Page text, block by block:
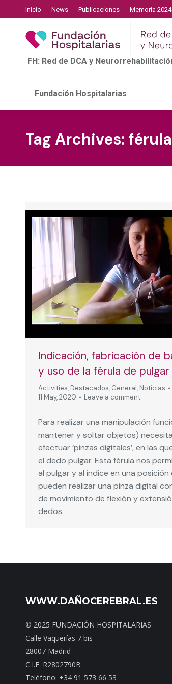
Inicio News Publicaciones Memoria
FH: Red de DCA y
Fundación Hospitalarias
Tag Archives:
Indicación, fabricación de
y uso de la férula de pulgar
Activities, Destacados, General, Noticias
11 May, 2020
Leave a comment
Para realizar una manipulación
mantener y soltar objetos)
efectuar ‘pinzas digitales’, en las
el dedo pulgar. Esta férula nos
al pulgar y al índice en una posición
pueden realizar una pinza digital
de movimiento de flexión y
dedos.
WWW.DAÑOCEREBRAL.ES
© 2025 FUNDACIÓN HOSPITALARIAS
Calle Vaquerías 7 bis
28007 Madrid
C.I.F. R2802790B
Teléfono: +34 91 573 66 53